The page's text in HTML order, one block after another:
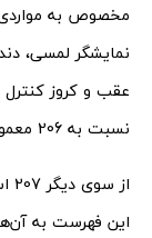
مخصوص به
نمایشگر لمسی،
عقب و کروز
نسبت به 206 معمولی دارد.
این فهرست به